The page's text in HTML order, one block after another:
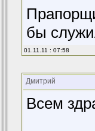
бы
01.11.11 : 07:58
Дмитрий
Всем